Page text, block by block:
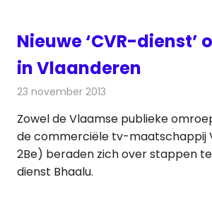
Nieuwe ‘CVR-dienst’
in Vlaanderen
23 november 2013
Zowel de Vlaamse publieke
de commerciële tv-maatschappij
2Be) beraden zich over stappen
dienst Bhaalu.